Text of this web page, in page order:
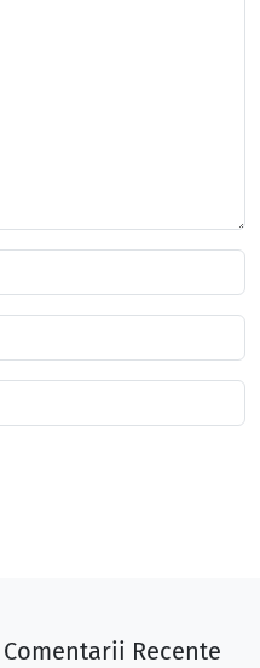
Comentarii Recente